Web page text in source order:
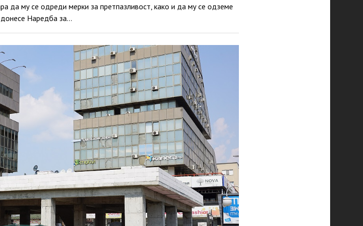
да му се одреди мерки за претпазливост, како и да му се одземе
донесе Наредба за…